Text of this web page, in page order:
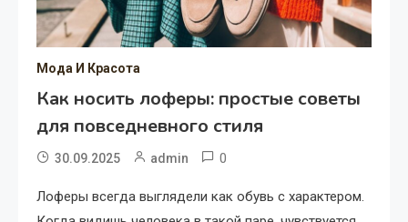
Мода И Красота
Как носить лоферы: простые советы
для повседневного стиля
30.09.2025 admin 0
Лоферы всегда выглядели как обувь с характером.